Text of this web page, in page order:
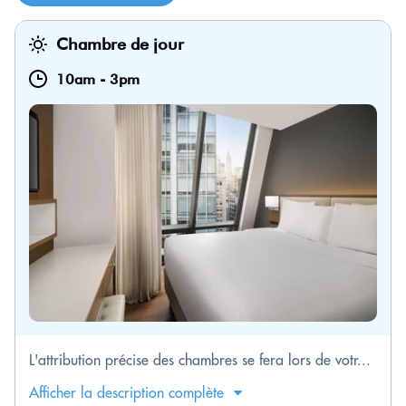
Chambre de jour
10am - 3pm
L'attribution précise des chambres se fera lors de votr...
Afficher la description complète